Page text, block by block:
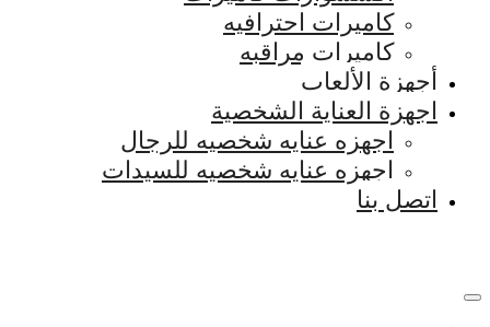
كاميرات احترافيه
كاميرات مراقبه
أجهزة الألعاب
اجهزة العناية الشخصية
اجهزه عنايه شخصيه للرجال
اجهزه عنايه شخصيه للسيدات
اتصل بنا